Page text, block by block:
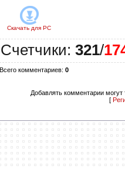
Скачать для PC
Счетчики: 321/
Всего комментариев: 0
Добавлять комментарии могут
[